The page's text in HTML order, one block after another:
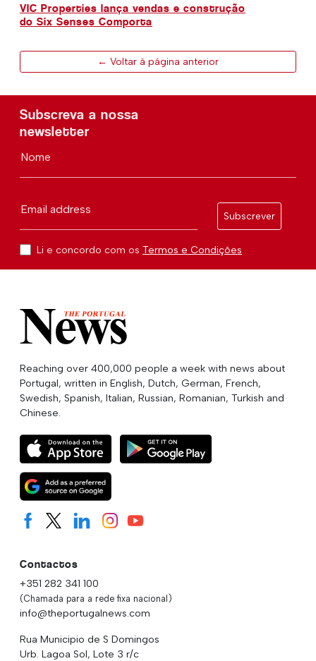
VIC Properties lança vendas e construção
do Six Senses Comporta
← Voltar à página anterior
Subscreva a nossa
newsletter
Nome
Email address
Subscrever
Li e concordo com os Termos e Condições
Reaching over 400,000 people a week with news about
Portugal, written in English, Dutch, German, French,
Swedish, Spanish, Italian, Russian, Romanian, Turkish and
Chinese.
Contactos
+351 282 341 100
(Chamada para a rede fixa nacional)
info@theportugalnews.com
Rua Municipio de S Domingos
Urb. Lagoa Sol, Lote 3 r/c